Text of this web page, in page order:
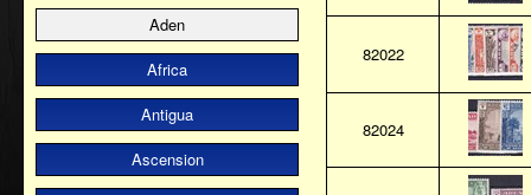
Aden
Africa
Antigua
Ascension
82022
82024